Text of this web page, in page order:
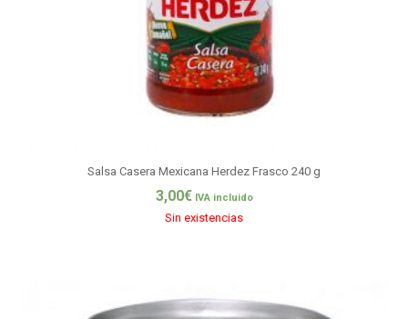
Salsa Casera Mexicana Herdez Frasco 240 g
3,00€ IVA incluido
Sin existencias